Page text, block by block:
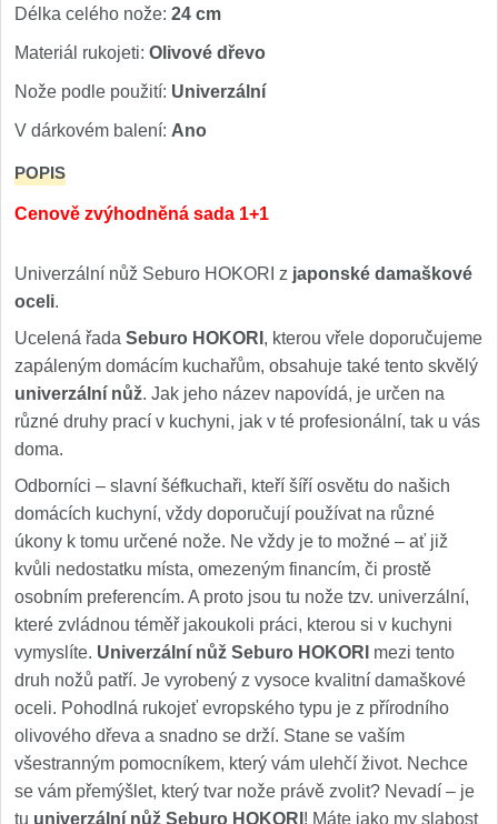
Délka celého nože: 24 cm
Materiál rukojeti: Olivové dřevo
Nože podle použití: Univerzální
V dárkovém balení: Ano
POPIS
Cenově zvýhodněná sada 1+1
Univerzální nůž Seburo HOKORI z japonské damaškové
oceli.
Ucelená řada Seburo HOKORI , kterou vřele doporučujeme
zapáleným domácím kuchařům, obsahuje také tento skvělý
univerzální nůž. Jak jeho název napovídá, je určen na
různé druhy prací v kuchyni, jak v té profesionální, tak u vás
doma.
Odborníci – slavní šéfkuchaři, kteří šíří osvětu do našich
domácích kuchyní, vždy doporučují používat na různé
úkony k tomu určené nože. Ne vždy je to možné – ať již
kvůli nedostatku místa, omezeným financím, či prostě
osobním preferencím. A proto jsou tu nože tzv. univerzální,
které zvládnou téměř jakoukoli práci, kterou si v kuchyni
vymyslíte. Univerzální nůž Seburo HOKORI mezi tento
druh nožů patří. Je vyrobený z vysoce kvalitní damaškové
oceli. Pohodlná rukojeť evropského typu je z přírodního
olivového dřeva a snadno se drží. Stane se vaším
všestranným pomocníkem, který vám ulehčí život. Nechce
se vám přemýšlet, který tvar nože právě zvolit? Nevadí – je
tu univerzální nůž Seburo HOKORI ! Máte jako my slabost